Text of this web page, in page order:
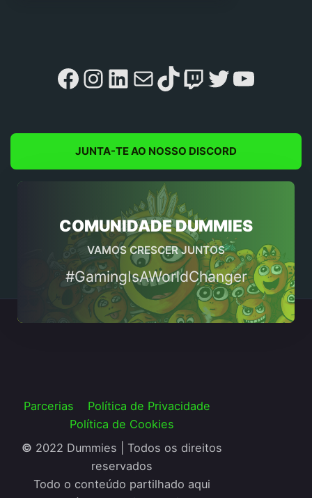
Facebook
Instagram
LinkedIn
MailTikTok
Twitch
Twitter
JUNTA-TE AO NOSSO DISCORD
COMUNIDADE DUMMIES
VAMOS CRESCER JUNTOS
#GamingIsAWorldChanger
Parcerias
Política de Privacidade
Política de Cookies
© 2022 Dummies | Todos os direitos
reservados
Todo o conteúdo partilhado aqui